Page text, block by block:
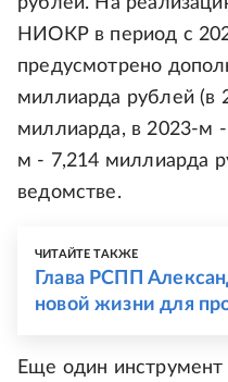
НИОКР в период с
предусмотрено
миллиарда рублей (в
миллиарда, в 2023-м
м - 7,214 миллиарда
ведомстве.
ЧИТАЙТЕ ТАКЖЕ
Глава РСПП
новой жизни для
Еще один